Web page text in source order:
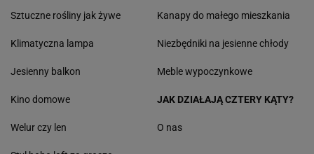
Sztuczne rośliny jak żywe
Klimatyczna lampa
Jesienny balkon
Kanapy do małego mieszkania
Niezbędniki na jesienne chłody
Meble wypoczynkowe
Kino domowe
Welur czy len
JAK DZIAŁAJĄ CZTERY KĄTY?
O nas